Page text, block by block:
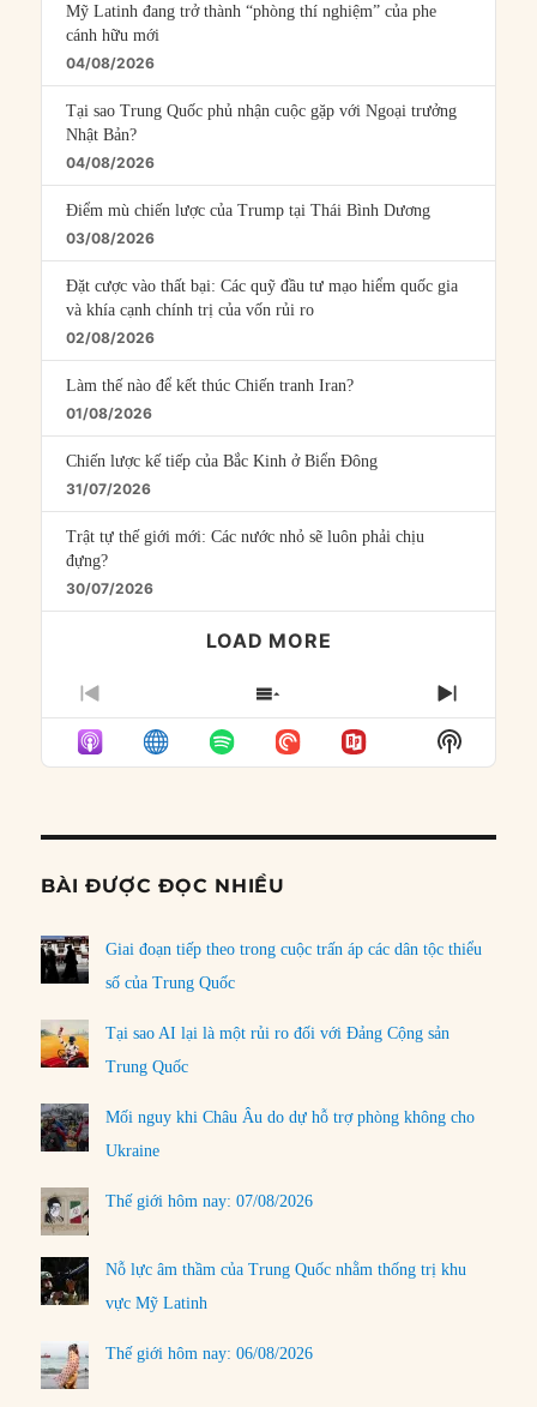
Mỹ Latinh đang trở thành “phòng thí nghiệm” của phe
cánh hữu mới
04/08/2026
Tại sao Trung Quốc phủ nhận cuộc gặp với Ngoại trưởng
Nhật Bản?
04/08/2026
Điểm mù chiến lược của Trump tại Thái Bình Dương
03/08/2026
Đặt cược vào thất bại: Các quỹ đầu tư mạo hiểm quốc gia
và khía cạnh chính trị của vốn rủi ro
02/08/2026
Làm thế nào để kết thúc Chiến tranh Iran?
01/08/2026
Chiến lược kế tiếp của Bắc Kinh ở Biển Đông
31/07/2026
Trật tự thế giới mới: Các nước nhỏ sẽ luôn phải chịu
đựng?
30/07/2026
LOAD MORE
PREVIOUS
EPISODE
SHOW
EPISODES
LIST
NEXT
Show
Podcast
BÀI ĐƯỢC ĐỌC NHIỀU
Giai đoạn tiếp theo trong cuộc trấn áp các dân tộc thiểu
số của Trung Quốc
Tại sao AI lại là một rủi ro đối với Đảng Cộng sản
Trung Quốc
Mối nguy khi Châu Âu do dự hỗ trợ phòng không cho
Ukraine
Thế giới hôm nay: 07/08/2026
Nỗ lực âm thầm của Trung Quốc nhằm thống trị khu
vực Mỹ Latinh
Thế giới hôm nay: 06/08/2026